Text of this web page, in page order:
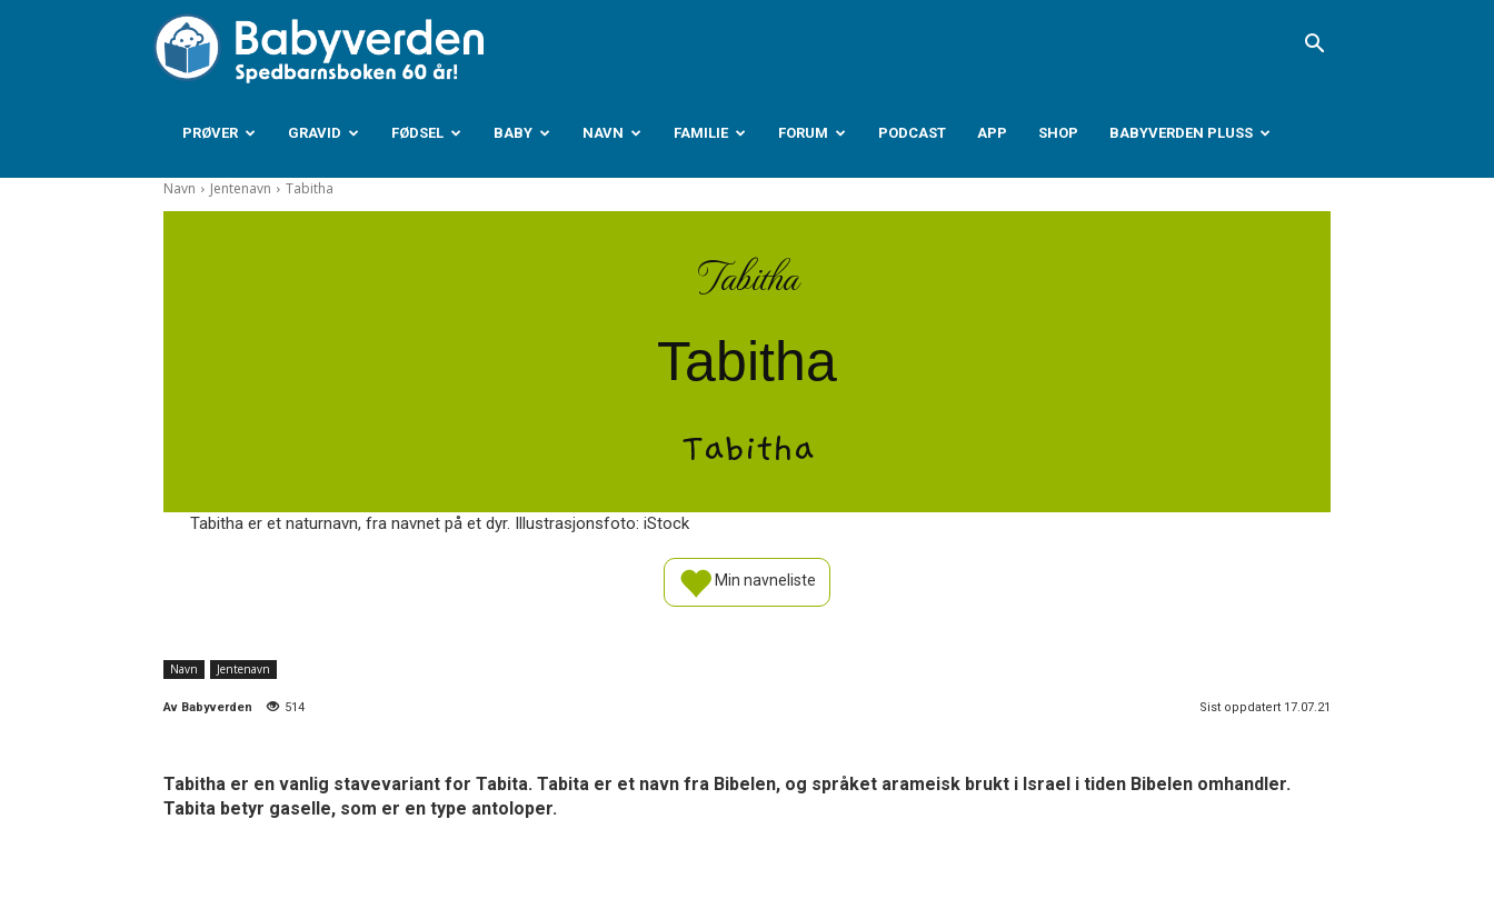
Babyverden.no
PRØVER GRAVID FØDSEL BABY NAVN FAMILIE FORUM PODCAST APP SHOP BABYVERDEN PLUSS
Navn Jentenavn Tabitha
Tabitha
Tabitha
Tabitha
Tabitha er et naturnavn, fra navnet på et dyr. Illustrasjonsfoto: iStock
Min navneliste
Navn Jentenavn
Av Babyverden 514 Sist oppdatert 17.07.21
Tabitha er en vanlig stavevariant for Tabita. Tabita er et navn fra Bibelen, og språket arameisk brukt i Israel i tiden Bibelen omhandler.
Tabita betyr gaselle, som er en type antoloper.